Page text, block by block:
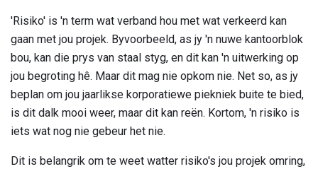
'Risiko' is 'n term wat verband hou met wat verkeerd kan
gaan met jou projek. Byvoorbeeld, as jy 'n nuwe kantoorblok
bou, kan die prys van staal styg, en dit kan 'n uitwerking op
jou begroting hê. Maar dit mag nie opkom nie. Net so, as jy
beplan om jou jaarlikse korporatiewe piekniek buite te bied,
is dit dalk mooi weer, maar dit kan reën. Kortom, 'n risiko is
iets wat nog nie gebeur het nie.
Dit is belangrik om te weet watter risiko's jou projek omring,